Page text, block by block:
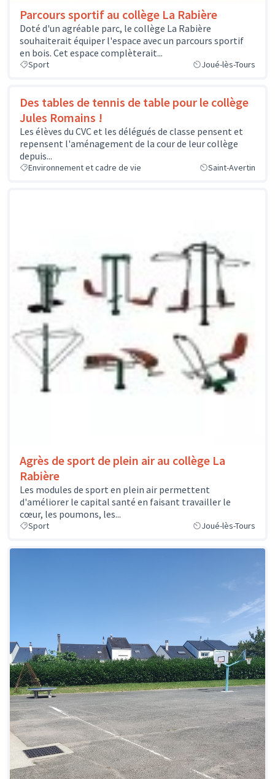
Parcours sportif au collège La Rabière
Doté d'un agréable parc, le collège La Rabière
souhaiterait équiper l'espace avec un parcours sportif
en bois. Cet espace complèterait...
Sport Joué-lès-Tours
Des tables de tennis de table pour le collège
Jules Romains !
Les élèves du CVC et les délégués de classe pensent et
repensent l'aménagement de la cour de leur collège
depuis...
Environnement et cadre de vie Saint-Avertin
Agrès de sport de plein air au collège La
Rabière
Les modules de sport en plein air permettent
d'améliorer le capital santé en faisant travailler le
cœur, les poumons, les...
Sport Joué-lès-Tours